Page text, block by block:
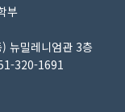
부
뉴밀레니엄관 3층
320-1691